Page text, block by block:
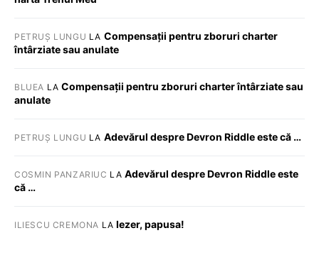
PETRUȘ LUNGU LA Compensații pentru zboruri charter
întârziate sau anulate
BLUEA LACompensații pentru zboruri charter întârziate sau
anulate
PETRUȘ LUNGU LA Adevărul despre Devron Riddle este că …
COSMIN PANZARIUC LA Adevărul despre Devron Riddle este
că …
ILIESCU CREMONA LA Iezer, papusa!